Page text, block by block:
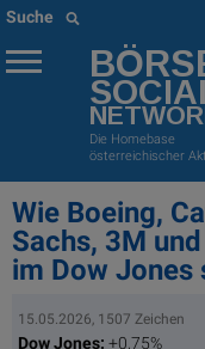
Suche
Die Homebase
österreichischer
Wie Boeing,
Sachs, 3M
im Dow Jones
15.05.2026, 1507 Zeichen
Dow Jones: +0,75%